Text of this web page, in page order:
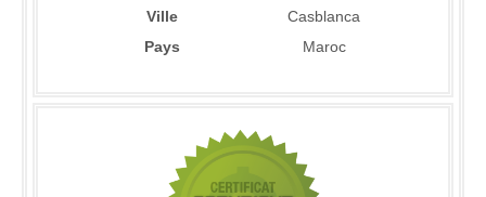
Ville
Casblanca
Pays
Maroc